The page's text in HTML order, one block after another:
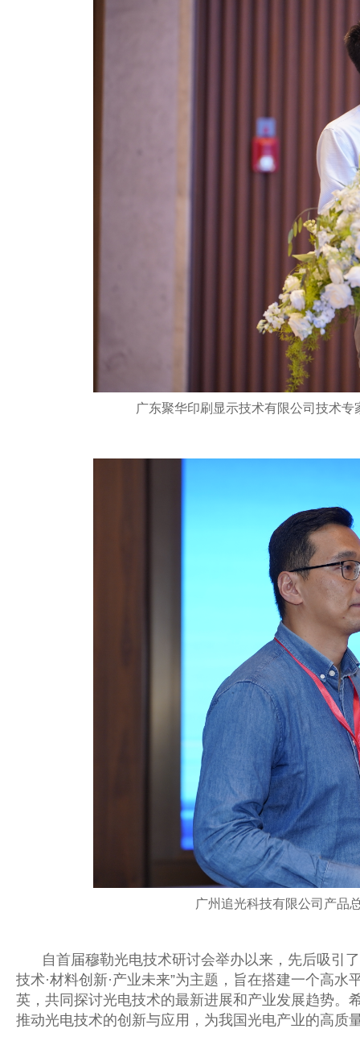
广东聚华印刷显示技术有限公司技术专
广州追光科技有限公司产品
自首届穆勒光电技术研讨会举办以来，先后吸引
技术·材料创新·产业未来”为主题，旨在搭建一个高
英，共同探讨光电技术的最新进展和产业发展趋势。
推动光电技术的创新与应用，为我国光电产业的高质